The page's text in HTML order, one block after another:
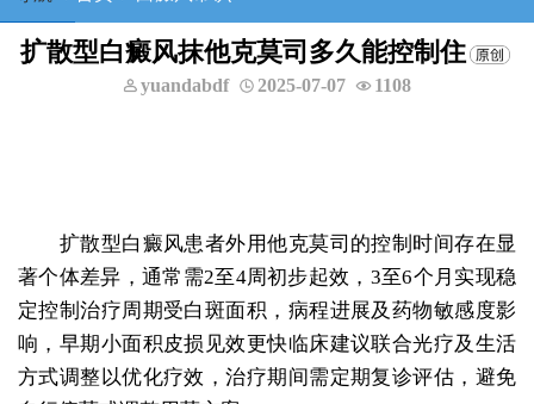
扩散型白癜风抹他克莫司多久能控制住
yuandabdf 2025-07-07 1108
扩散型白癜风患者外用他克莫司的控制时间存在显
著个体差异，通常需2至4周初步起效，3至6个月实现稳
定控制治疗周期受白斑面积，病程进展及药物敏感度影
响，早期小面积皮损见效更快临床建议联合光疗及生活
方式调整以优化疗效，治疗期间需定期复诊评估，避免